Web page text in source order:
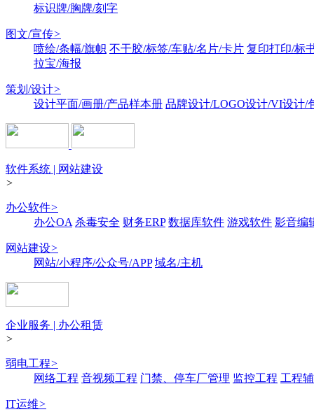
标识牌/胸牌/刻字
图文/宣传>
喷绘/条幅/旗帜 不干胶/标签/车贴/名片/卡片 复印打印/标
拉宝/海报
策划/设计>
设计平面/画册/产品样本册 品牌设计/LOGO设计/VI设计/
软件系统 | 网站建设
>
办公软件>
办公OA 杀毒安全 财务ERP 数据库软件 游戏软件 影音编
网站建设>
网站/小程序/公众号/APP 域名/主机
企业服务 | 办公租赁
>
弱电工程>
网络工程 音视频工程 门禁、停车厂管理 监控工程 工程
IT运维>